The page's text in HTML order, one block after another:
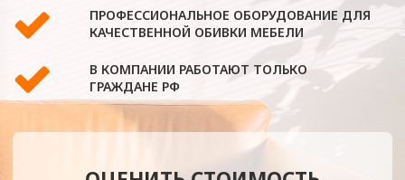
ОЦЕНИТЬ СТОИМОСТЬ
Add files